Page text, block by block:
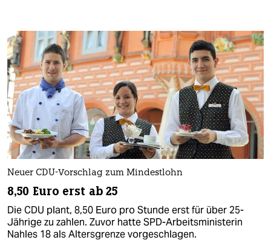
Neuer CDU-Vorschlag zum Mindestlohn
8,50 Euro erst ab 25
Die CDU plant, 8,50 Euro pro Stunde erst für über 25-
Jährige zu zahlen. Zuvor hatte SPD-Arbeitsministerin
Nahles 18 als Altersgrenze vorgeschlagen.